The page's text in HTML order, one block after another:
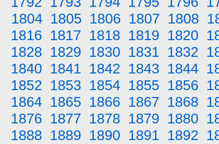
1804 1805 1806 1807 1808
1816 1817 1818 1819 1820
1828 1829 1830 1831 1832
1840 1841 1842 1843 1844
1852 1853 1854 1855 1856
1864 1865 1866 1867 1868
1876 1877 1878 1879 1880
1888 1889 1890 1891 1892